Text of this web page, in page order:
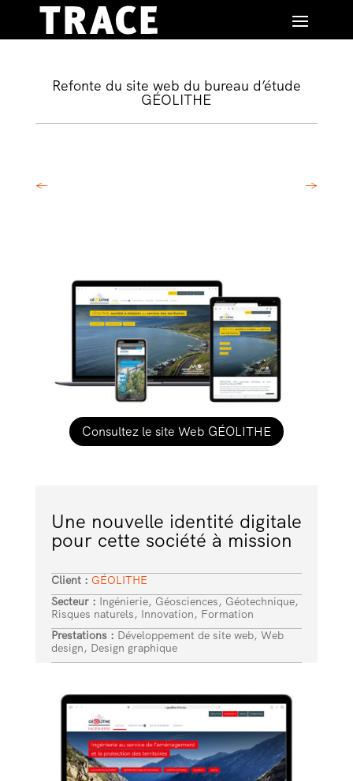
Refonte du site web du bureau d’étude
GÉOLITHE
← →
Consultez le site Web GÉOLITHE
Une nouvelle identité digitale
pour cette société à mission
Client : GÉOLITHE
Secteur : Ingénierie, Géosciences, Géotechnique,
Risques naturels, Innovation, Formation
Prestations : Développement de site web, Web
design, Design graphique